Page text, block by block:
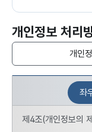
개인정보 처리
개인
개인정보 처리방
제4조(개인정보의